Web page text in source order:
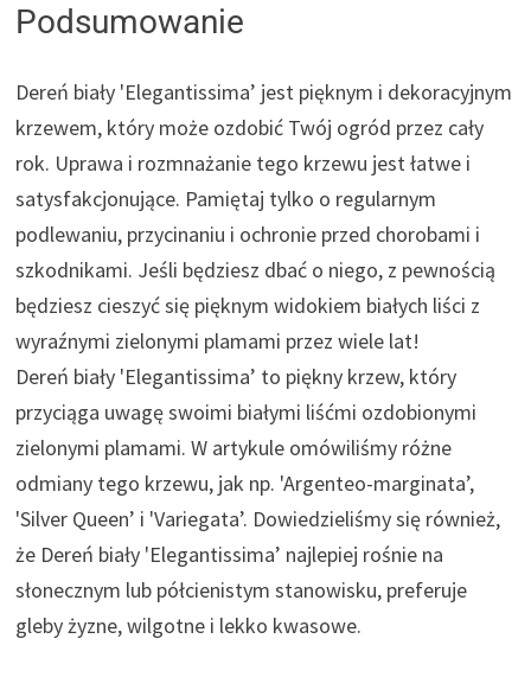
Podsumowanie
Dereń biały 'Elegantissima’ jest pięknym i dekoracyjnym
krzewem, który może ozdobić Twój ogród przez cały
rok. Uprawa i rozmnażanie tego krzewu jest łatwe i
satysfakcjonujące. Pamiętaj tylko o regularnym
podlewaniu, przycinaniu i ochronie przed chorobami i
szkodnikami. Jeśli będziesz dbać o niego, z pewnością
będziesz cieszyć się pięknym widokiem białych liści z
wyraźnymi zielonymi plamami przez wiele lat!
Dereń biały 'Elegantissima’ to piękny krzew, który
przyciąga uwagę swoimi białymi liśćmi ozdobionymi
zielonymi plamami. W artykule omówiliśmy różne
odmiany tego krzewu, jak np. 'Argenteo-marginata’,
'Silver Queen’ i 'Variegata’. Dowiedzieliśmy się również,
że Dereń biały 'Elegantissima’ najlepiej rośnie na
słonecznym lub półcienistym stanowisku, preferuje
gleby żyzne, wilgotne i lekko kwasowe.